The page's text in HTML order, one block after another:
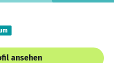
ansehen